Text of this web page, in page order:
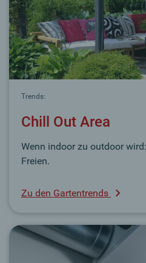
Trends:
Chill Out Area
Wenn indoor zu outdoor
Freien.
Zu den Gartentrends